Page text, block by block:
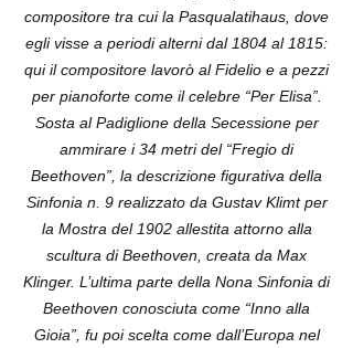
compositore tra cui la Pasqualatihaus, dove
egli visse a periodi alterni dal 1804 al 1815:
qui il compositore lavorò al Fidelio e a pezzi
per pianoforte come il celebre “Per Elisa”.
Sosta al Padiglione della Secessione per
ammirare i 34 metri del “Fregio di
Beethoven”, la descrizione figurativa della
Sinfonia n. 9 realizzato da Gustav Klimt per
la Mostra del 1902 allestita attorno alla
scultura di Beethoven, creata da Max
Klinger. L’ultima parte della Nona Sinfonia di
Beethoven conosciuta come “Inno alla
Gioia”, fu poi scelta come dall’Europa nel